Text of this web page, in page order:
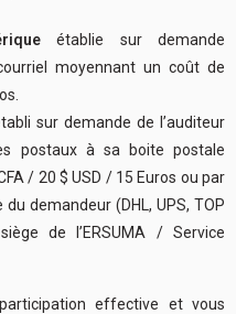
établie sur demande
moyennant un coût de
sur demande de l’auditeur
postaux à sa boite postale
/ 20 $ USD / 15 Euros ou par
demandeur (DHL, UPS, TOP
de l’ERSUMA / Service
effective et vous